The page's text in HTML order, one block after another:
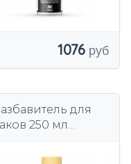
1076
для
250 мл